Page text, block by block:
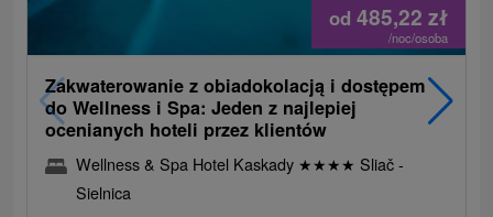
od 485,22 zł
/noc/osoba
Zakwaterowanie z obiadokolacją i dostępem
do Wellness i Spa: Jeden z najlepiej
ocenianych hoteli przez klientów
Wellness & Spa Hotel Kaskady ★★★★ Sliač -
Sielnica